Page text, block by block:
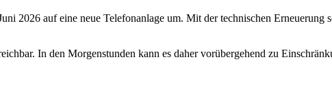
2026 auf eine neue Telefonanlage um. Mit der technischen Erneuerung
In den Morgenstunden kann es daher vorübergehend zu